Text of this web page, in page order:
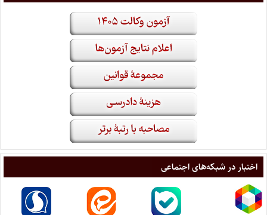
اختبار در شبکه‌های اجتماعی